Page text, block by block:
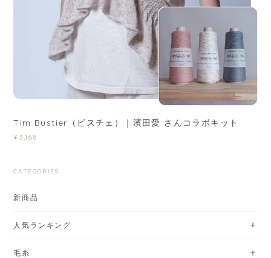
Tim Bustier（ビスチェ）｜濱田愛 さんコラボキット
¥3,168
CATEGORIES
新商品
人気ランキング
毛糸